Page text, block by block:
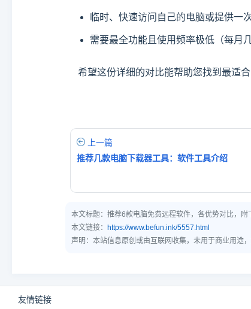
临时、快速访问自己的电脑或提供一
需要最全功能且使用频率极低（每月
希望这份详细的对比能帮助您找到最适
上一篇
推荐几款电脑下载器工具：软件工具介绍
本文标题： 推荐6款电脑免费远程软件，各优势对比，附
本文链接： https://www.befun.ink/5557.html
声明：本站信息原创或由互联网收集，未用于商业用途
友情链接